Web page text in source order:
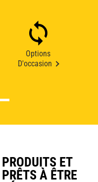
Options
D'occasion
ET
À ÊTRE